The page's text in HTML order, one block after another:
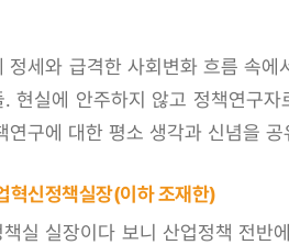
정세와 급격한 사회변화 흐름 속
현실에 안주하지 않고 정책연구
연구에 대한 평소 생각과 신념을 공
혁신정책실장(이하 조재한)
실 실장이다 보니 산업정책 전